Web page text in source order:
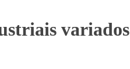
variados